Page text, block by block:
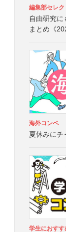
編集部セレク
自由研究に
まとめ《
海外コンペ
夏休みにチ
学生におすす